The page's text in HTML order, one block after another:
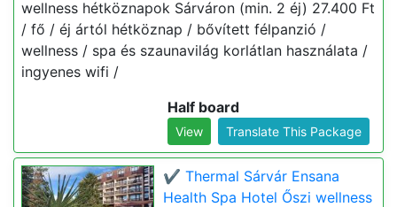
wellness hétköznapok Sárváron (min. 2 éj) 27.400 Ft
/ fő / éj ártól hétköznap / bővített félpanzió /
wellness / spa és szaunavilág korlátlan használata /
ingyenes wifi /
Half board
View Translate This Package
✔️ Thermal Sárvár Ensana
Health Spa Hotel Őszi wellness